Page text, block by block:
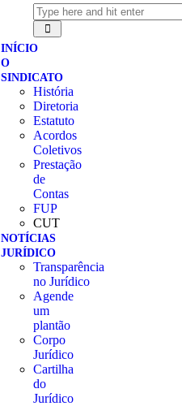
INÍCIO
O
SINDICATO
História
Diretoria
Estatuto
Acordos
Coletivos
Prestação
de
Contas
FUP
CUT
NOTÍCIAS
JURÍDICO
Transparência
no Jurídico
Agende
um
plantão
Corpo
Jurídico
Cartilha
do
Jurídico